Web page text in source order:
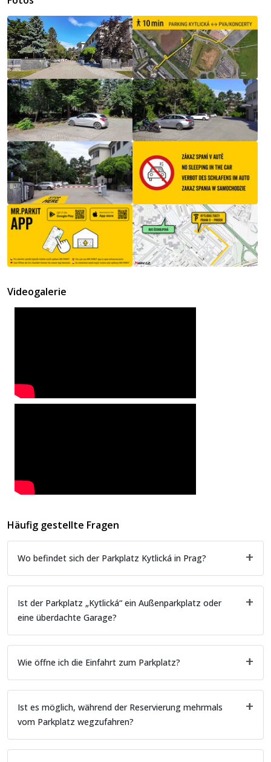
Videogalerie
Häufig gestellte Fragen
Wo befindet sich der Parkplatz Kytlická in Prag?
Ist der Parkplatz „Kytlická“ ein Außenparkplatz oder
eine überdachte Garage?
Wie öffne ich die Einfahrt zum Parkplatz?
Ist es möglich, während der Reservierung mehrmals
vom Parkplatz wegzufahren?